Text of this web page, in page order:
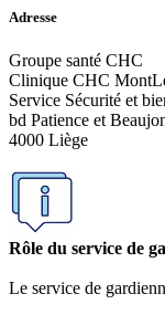
Adresse
Groupe santé CHC
Clinique CHC
Service Sécurité et
bd Patience et
4000 Liège
Rôle du service de
Le service de